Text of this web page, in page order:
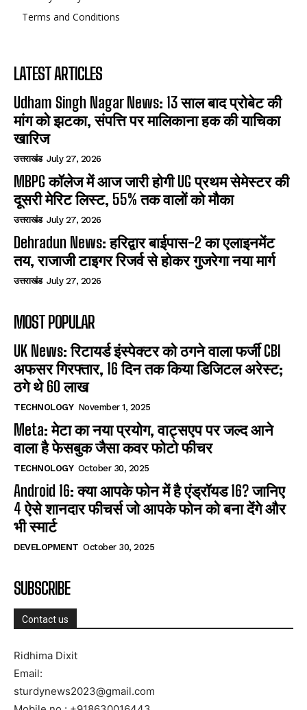
Terms and Conditions
LATEST ARTICLES
Udham Singh Nagar News: 13 साल बाद प्रोबेट की
मांग को झटका, संपत्ति पर मालिकाना हक की याचिका
खारिज
उत्तराखंड July 27, 2026
MBPG कॉलेज में आज जारी होगी UG प्रथम सेमेस्टर की
दूसरी मेरिट लिस्ट, 55% तक वालों को मौका
उत्तराखंड July 27, 2026
Dehradun News: हरिद्वार बाईपास-2 का एलाइनमेंट
तय, राजाजी टाइगर रिजर्व से होकर गुजरेगा नया मार्ग
उत्तराखंड July 27, 2026
MOST POPULAR
UK News: रिटायर्ड इंस्पेक्टर को ठगने वाला फर्जी CBI
अफसर गिरफ्तार, 16 दिन तक किया डिजिटल अरेस्ट;
ठगे थे 60 लाख
TECHNOLOGY November 1, 2025
Meta: मेटा का नया प्रयोग, वाट्सएप पर जल्द आने
वाला है फेसबुक जैसा कवर फोटो फीचर
TECHNOLOGY October 30, 2025
Android 16: क्या आपके फोन में है एंड्रॉयड 16? जानिए
4 ऐसे शानदार फीचर्स जो आपके फोन को बना देंगे और
भी स्मार्ट
DEVELOPMENT October 30, 2025
SUBSCRIBE
Contact us
Ridhima Dixit
Email:
sturdynews2023@gmail.com